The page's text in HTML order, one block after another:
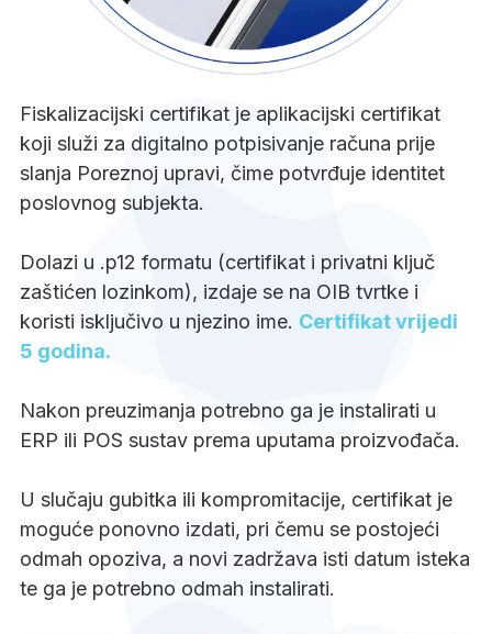
Fiskalizacijski certifikat je aplikacijski certifikat
koji služi za digitalno potpisivanje računa prije
slanja Poreznoj upravi, čime potvrđuje identitet
poslovnog subjekta.
Dolazi u .p12 formatu (certifikat i privatni ključ
zaštićen lozinkom), izdaje se na OIB tvrtke i
koristi isključivo u njezino ime. Certifikat vrijedi
5 godina.
Nakon preuzimanja potrebno ga je instalirati u
ERP ili POS sustav prema uputama proizvođača.
U slučaju gubitka ili kompromitacije, certifikat je
moguće ponovno izdati, pri čemu se postojeći
odmah opoziva, a novi zadržava isti datum isteka
te ga je potrebno odmah instalirati.